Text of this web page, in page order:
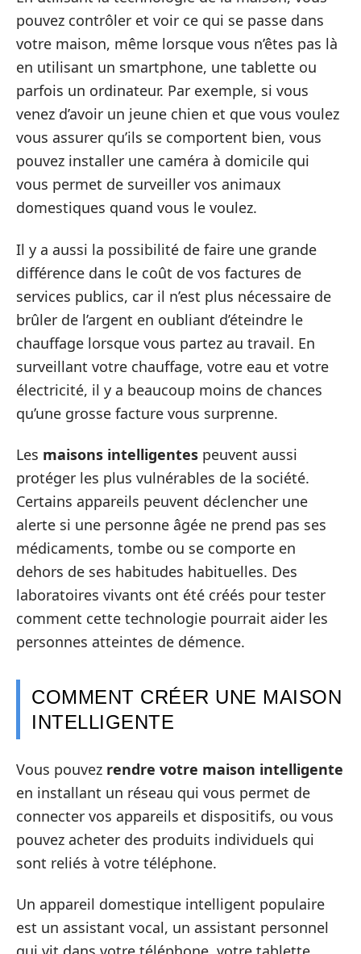
pouvez contrôler et voir ce qui se passe dans
votre maison, même lorsque vous n’êtes pas là
en utilisant un smartphone, une tablette ou
parfois un ordinateur. Par exemple, si vous
venez d’avoir un jeune chien et que vous voulez
vous assurer qu’ils se comportent bien, vous
pouvez installer une caméra à domicile qui
vous permet de surveiller vos animaux
domestiques quand vous le voulez.
Il y a aussi la possibilité de faire une grande
différence dans le coût de vos factures de
services publics, car il n’est plus nécessaire de
brûler de l’argent en oubliant d’éteindre le
chauffage lorsque vous partez au travail. En
surveillant votre chauffage, votre eau et votre
électricité, il y a beaucoup moins de chances
qu’une grosse facture vous surprenne.
Les maisons intelligentes peuvent aussi
protéger les plus vulnérables de la société.
Certains appareils peuvent déclencher une
alerte si une personne âgée ne prend pas ses
médicaments, tombe ou se comporte en
dehors de ses habitudes habituelles. Des
laboratoires vivants ont été créés pour tester
comment cette technologie pourrait aider les
personnes atteintes de démence.
COMMENT CRÉER UNE MAISON
INTELLIGENTE
Vous pouvez rendre votre maison intelligente
en installant un réseau qui vous permet de
connecter vos appareils et dispositifs, ou vous
pouvez acheter des produits individuels qui
sont reliés à votre téléphone.
Un appareil domestique intelligent populaire
est un assistant vocal, un assistant personnel